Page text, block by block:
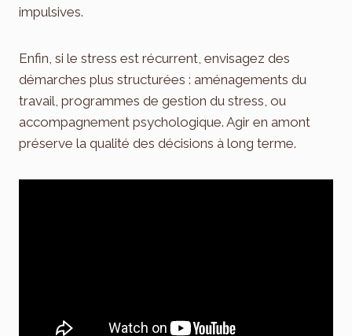
impulsives.
Enfin, si le stress est récurrent, envisagez des
démarches plus structurées : aménagements du
travail, programmes de gestion du stress, ou
accompagnement psychologique. Agir en amont
préserve la qualité des décisions à long terme.